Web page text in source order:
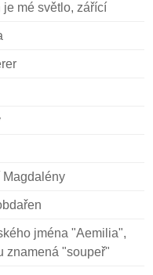
mé světlo, zářící
Magdalény
jména "Aemilia",
znamená "soupeř"